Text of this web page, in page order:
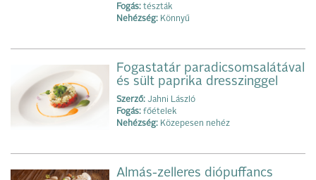
Fogás: tészták
Nehézség: Könnyű
Fogastatár paradicsomsalátával
és sült paprika dresszinggel
Szerző: Jahni László
Fogás: főételek
Nehézség: Közepesen nehéz
Almás-zelleres diópuffancs